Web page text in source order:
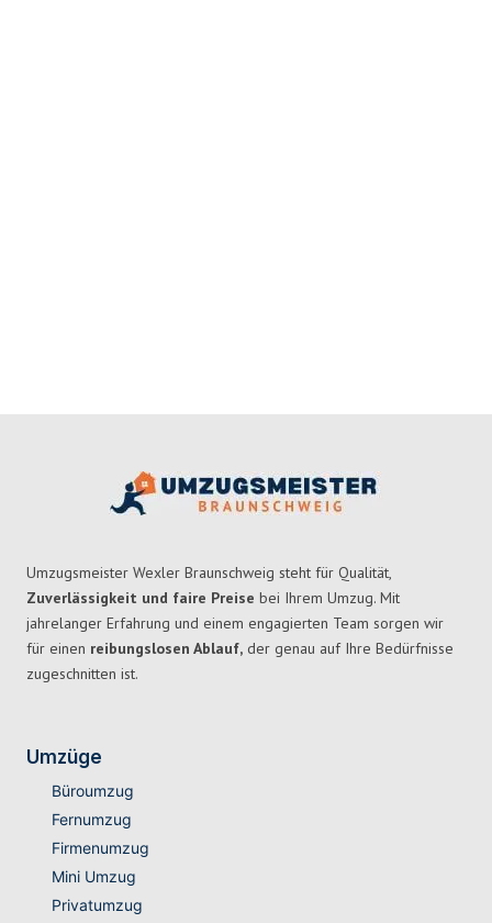
Umzugsmeister Wexler Braunschweig steht für Qualität,
Zuverlässigkeit und faire Preise bei Ihrem Umzug. Mit
jahrelanger Erfahrung und einem engagierten Team sorgen wir
für einen reibungslosen Ablauf, der genau auf Ihre Bedürfnisse
zugeschnitten ist.
Umzüge
Büroumzug
Fernumzug
Firmenumzug
Mini Umzug
Privatumzug